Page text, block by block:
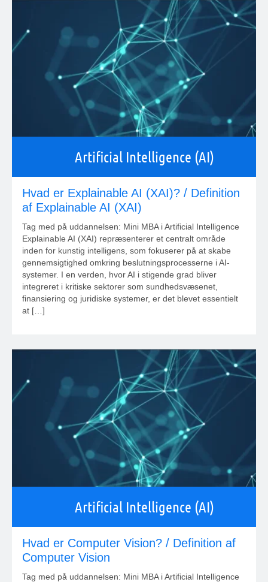
Artificial Intelligence (AI)
Hvad er Explainable AI (XAI)? / Definition
af Explainable AI (XAI)
Tag med på uddannelsen: Mini MBA i Artificial Intelligence
Explainable AI (XAI) repræsenterer et centralt område
inden for kunstig intelligens, som fokuserer på at skabe
gennemsigtighed omkring beslutningsprocesserne i AI-
systemer. I en verden, hvor AI i stigende grad bliver
integreret i kritiske sektorer som sundhedsvæsenet,
finansiering og juridiske systemer, er det blevet essentielt
at […]
Artificial Intelligence (AI)
Hvad er Computer Vision? / Definition af
Computer Vision
Tag med på uddannelsen: Mini MBA i Artificial Intelligence